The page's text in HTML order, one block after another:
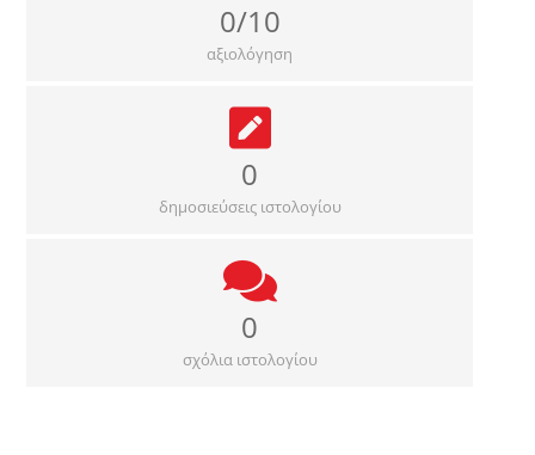
0/10
αξιολόγηση
0
δημοσιεύσεις ιστολογίου
0
σχόλια ιστολογίου